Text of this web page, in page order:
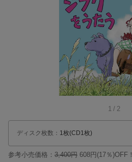
1 / 2
ディスク枚数 ： 1枚(CD1枚)
参考小売価格： 3,400円 608円(17％)OFF！